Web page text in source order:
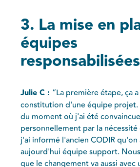
3. La mise en
équipes
responsabilisées
Julie C : “La première étape, ça
constitution d'une équipe projet.
du moment où j'ai été convaincue
personnellement par la
j'ai informé l'ancien CODIR
aujourd'hui équipe support.
que le changement va aussi avec